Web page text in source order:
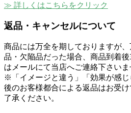
≫ 詳しくはこちらをクリック
返品・キャンセルについて
商品には万全を期しておりますが
品・欠陥品だった場合、商品到着後
はメールにて当店へご連絡下さいま
※「イメージと違う」「効果が感じ
後のお客様都合による返品はお受
了承ください。